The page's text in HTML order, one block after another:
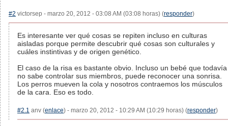
#2 victorsep - marzo 20, 2012 - 03:08 AM (03:08 horas) (responder)
Es interesante ver qué cosas se repiten incluso en culturas
aisladas porque permite descubrir qué cosas son culturales y
cuáles instintivas y de origen genético.
El caso de la risa es bastante obvio. Incluso un bebé que todavía
no sabe controlar sus miembros, puede reconocer una sonrisa.
Los perros mueven la cola y nosotros contraemos los músculos
de la cara. Eso es todo.
#2.1 anv (enlace) - marzo 20, 2012 - 10:29 AM (10:29 horas) (responder)